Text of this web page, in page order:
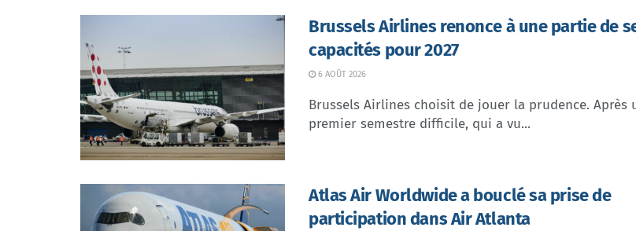
Brussels Airlines renonce à une partie de
capacités pour 2027
6 AOÛT 2026
Brussels Airlines choisit de jouer la prudence. Après
premier semestre difficile, qui a vu...
Atlas Air Worldwide a bouclé sa prise de
participation dans Air Atlanta